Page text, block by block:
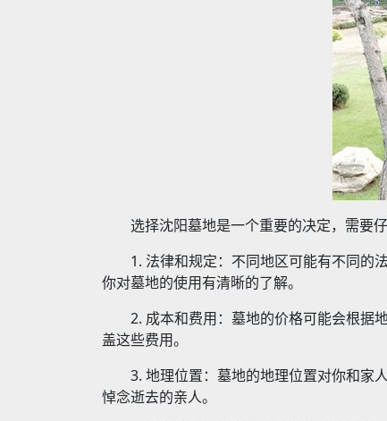
选择沈阳墓地是一个重要的决定，需要
1. 法律和规定：不同地区可能有不同的
你对墓地的使用有清晰的了解。
2. 成本和费用：墓地的价格可能会根据
盖这些费用。
3. 地理位置：墓地的地理位置对你和家
悼念逝去的亲人。